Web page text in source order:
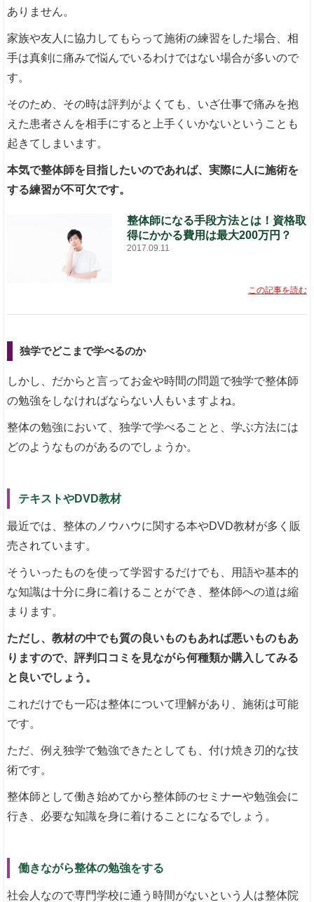
ありません。
家族や友人に協力してもらって施術の練習をした場合、相
手は真剣に痛みで悩んでいるわけではない場合が多いので
す。
そのため、その時は評判がよくても、いざ仕事で痛みを抱
えた患者さんを相手にすると上手くいかないということも
起きてしまいます。
本気で整体師を目指したいのであれば、実際に人に施術を
する練習が不可欠です。
整体師になる手段方法とは！資格取
得にかかる費用は最大200万円？
2017.09.11
この記事を読む
独学でどこまで学べるのか
しかし、だからと言ってお金や時間の問題で独学で整体師
の勉強をしなければならない人もいますよね。
整体の勉強において、独学で学べることと、学ぶ方法には
どのようなものがあるのでしょうか。
テキストやDVD教材
最近では、整体のノウハウに関する本やDVD教材が多く販
売されています。
そういったものを使って学習するだけでも、用語や基本的
な知識は十分に身に着けることができ、整体師への道は縮
まります。
ただし、教材の中でも質の良いものもあれば悪いものもあ
りますので、評判口コミを見ながら何種類か購入してみる
と良いでしょう。
これだけでも一応は整体について理解があり、施術は可能
です。
ただ、例え独学で勉強できたとしても、付け焼き刃的な技
術です。
整体師として働き始めてから整体師のセミナーや勉強会に
行き、必要な知識を身に着けることになるでしょう。
働きながら整体の勉強をする
社会人なので専門学校に通う時間がないという人は整体院